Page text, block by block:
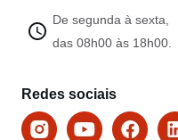
De segunda à sexta,
das 08h00 às 18h00.
Redes sociais